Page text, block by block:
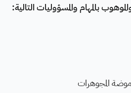
بالمهام والمسؤوليات التالية:
المجوهرات